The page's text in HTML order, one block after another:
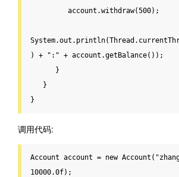
         account.withdraw(
500);
) +
":" + account.getBalance());
}
调用代码:
Account account = new Account(
10000.0f);